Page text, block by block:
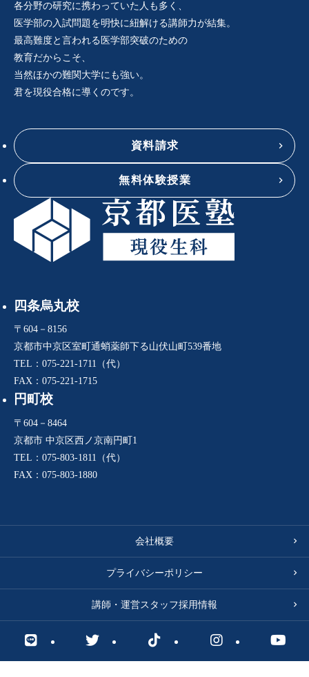
各分野の研究に携わっていた人も多く、
医学部の入試問題を明快に紐解ける講師力が結集。
最高難度と言われる医学部突破のための
教育だからこそ、
当然ほかの難関大学にも強い。
君を現役合格に導くのです。
資料請求
無料体験授業
四条烏丸校
〒604－8156
京都市中京区室町通蛸薬師下る山伏山町539番地
TEL：075-221-1711（代）
FAX：075-221-1715
円町校
〒604－8464
京都市 中京区西ノ京南円町1
TEL：075-803-1811（代）
FAX：075-803-1880
会社概要
プライバシーポリシー
講師・運営スタッフ採用情報